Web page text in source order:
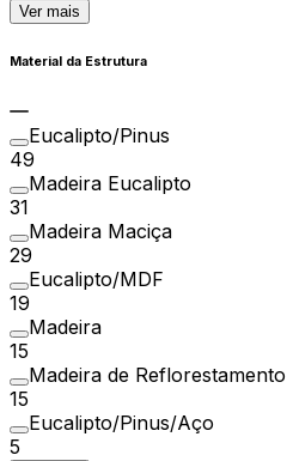
Ver mais
Material da Estrutura
Eucalipto/Pinus
49
Madeira Eucalipto
31
Madeira Maciça
29
Eucalipto/MDF
19
Madeira
15
Madeira de Reflorestamento
15
Eucalipto/Pinus/Aço
5